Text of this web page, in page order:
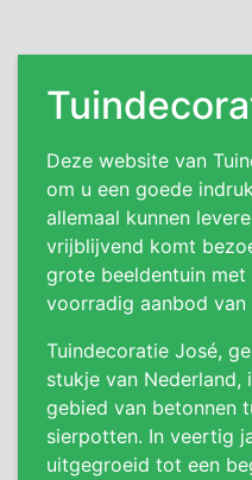
Deze website van
om u een goede
allemaal kunnen
vrijblijvend komt
grote beeldentuin
voorradig aanbod van
Tuindecoratie José,
stukje van
gebied van betonnen
sierpotten. In veertig
uitgegroeid tot een